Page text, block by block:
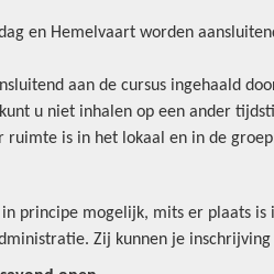
en Hemelvaart worden
aan de cursus ingehaald
u niet inhalen op een ander
is in het lokaal en in de
principe mogelijk, mits er plaats
Zij kunnen je